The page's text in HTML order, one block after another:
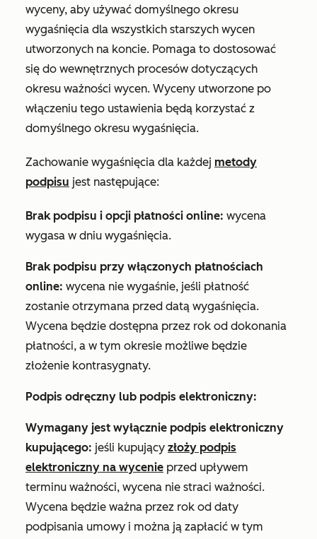
wyceny, aby używać domyślnego okresu
wygaśnięcia dla wszystkich starszych wycen
utworzonych na koncie. Pomaga to dostosować
się do wewnętrznych procesów dotyczących
okresu ważności wycen. Wyceny utworzone po
włączeniu tego ustawienia będą korzystać z
domyślnego okresu wygaśnięcia.
Zachowanie wygaśnięcia dla każdej metody
podpisu jest następujące:
Brak podpisu i opcji płatności online: wycena
wygasa w dniu wygaśnięcia.
Brak podpisu przy włączonych płatnościach
online: wycena nie wygaśnie, jeśli płatność
zostanie otrzymana przed datą wygaśnięcia.
Wycena będzie dostępna przez rok od dokonania
płatności, a w tym okresie możliwe będzie
złożenie kontrasygnaty.
Podpis odręczny lub podpis elektroniczny:
Wymagany jest wyłącznie podpis elektroniczny
kupującego: jeśli kupujący złoży podpis
elektroniczny na wycenie przed upływem
terminu ważności, wycena nie straci ważności.
Wycena będzie ważna przez rok od daty
podpisania umowy i można ją zapłacić w tym